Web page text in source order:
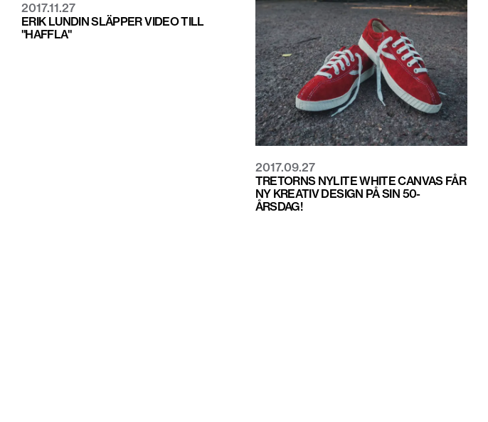
2017.11.27
ERIK LUNDIN SLÄPPER VIDEO TILL
"HAFFLA"
2017.09.27
TRETORNS NYLITE WHITE CANVAS FÅR
NY KREATIV DESIGN PÅ SIN 50-
ÅRSDAG!